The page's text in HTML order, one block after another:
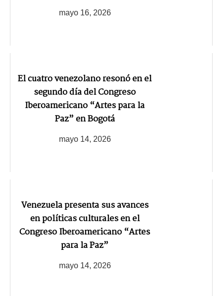
mayo 16, 2026
El cuatro venezolano resonó en el
segundo día del Congreso
Iberoamericano “Artes para la
Paz” en Bogotá
mayo 14, 2026
Venezuela presenta sus avances
en políticas culturales en el
Congreso Iberoamericano “Artes
para la Paz”
mayo 14, 2026